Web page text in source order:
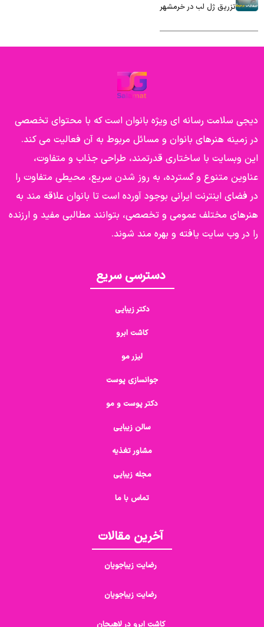
تزریق ژل لب در خرمشهر
دیجی سلامت رسانه ای ویژه بانوان است که با محتوای تخصصی
در زمینه هنرهای بانوان و مسائل مربوط به آن فعالیت می کند.
این وبسایت با ساختاری قدرتمند، طراحی جذاب و متفاوت،
عناوین متنوع و گسترده، به روز شدن سریع، محیطی متفاوت را
در فضای اینترنت ایرانی بوجود آورده است تا بانوان علاقه مند به
هنرهای مختلف عمومی و تخصصی، بتوانند مطالبی مفید و ارزنده
را در وب سایت یافته و بهره مند شوند.
دسترسی سریع
دکتر زیبایی
کاشت ابرو
لیزر مو
جوانسازی پوست
دکتر پوست و مو
سالن زیبایی
مشاور تغذیه
مجله زیبایی
تماس با ما
آخرین مقالات
رضایت زیباجویان
رضایت زیباجویان
کاشت ابرو در لاهیجان